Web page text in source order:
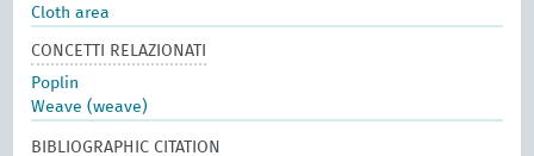
Cloth area
CONCETTI RELAZIONATI
Poplin
Weave (weave)
BIBLIOGRAPHIC CITATION